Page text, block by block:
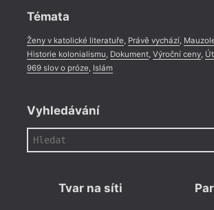
Témata
Ženy v katolické literatuře, Právě vychází,
Historie kolonialismu, Dokument, Výroční ceny,
969 slov o próze, Islám
Vyhledávání
Tvar na síti